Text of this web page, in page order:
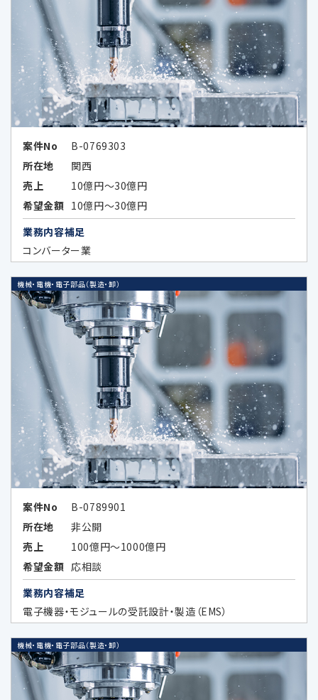
4.個人情報の第三者提供の制限
次の場合を除いてお客様の個人情報を第三者
に開示又は提供することはありません。
お客様ご本人が同意されている場合
法令などの定めにより開示が必要な場
合
当社が第三者に本ポリシーに定める利
用目的の達成に必要な範囲内において
個人データの取扱いの全部又は一部を
め秘密保持の義務を負わせている場合
データのハッシュ化、統計化の方法等に
より特定の個人を識別できない形式に加
工したデータまたは統計情報（統計デー
タ）として提供する場合
次条に定める外国にある第三者に提供
する場合
その他法令の規定により個人情報の第三
者提供が認められている場合
5.外国にある第三者への提供
当社は、外国に所在する以下の企業が提供す
る広告サービスを利用した広告活動を行って
おり、当該広告サービスにおける広告効果を
分析する目的で、当該企業に対し、お客様の個
人データの全部又は一部を特定の個人を識別
できない形式に加工した上、当該加工したデ
案件No
B-0769303
所在地
関西
売上
10億円～30億円
希望金額 10億円～30億円
業務内容補足
コンバーター業
機械・電機・電子部品（製造・卸）
案件No
B-0789901
所在地
非公開
売上
100億円～1000億円
希望金額 応相談
業務内容補足
電子機器・モジュールの受託設計・製造（EMS）
機械・電機・電子部品（製造・卸）